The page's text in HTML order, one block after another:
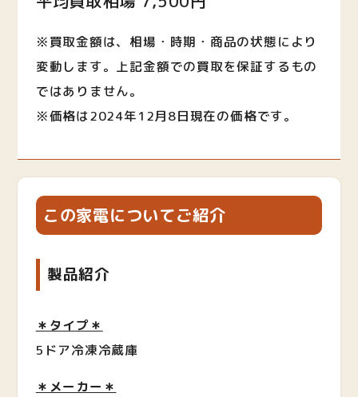
※買取金額は、相場・時期・商品の状態により
変動します。上記金額での買取を保証するもの
ではありません。
※価格は2024年12月8日現在の価格です。
この家電についてご紹介
製品紹介
＊タイプ＊
5ドア冷凍冷蔵庫
＊メーカー＊